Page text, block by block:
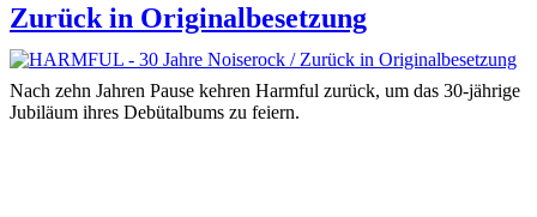
Zurück in Originalbesetzung
Nach zehn Jahren Pause kehren Harmful zurück, um das 30-jährige
Jubiläum ihres Debütalbums zu feiern.